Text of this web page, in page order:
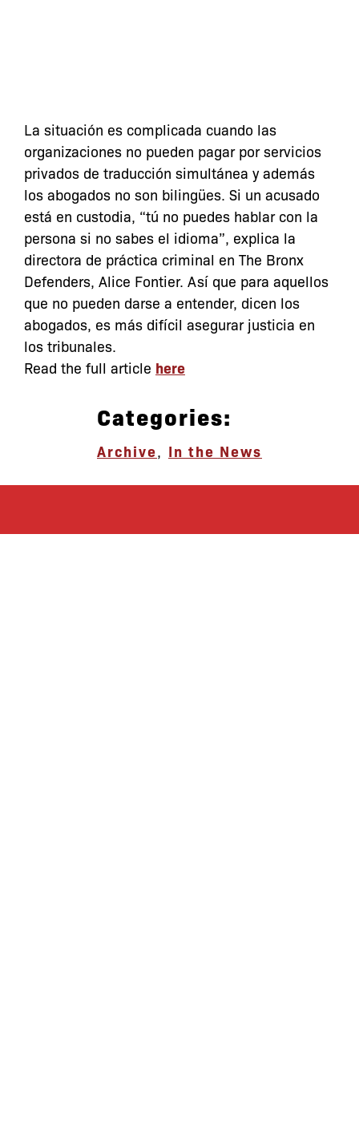
La situación es complicada cuando las
organizaciones no pueden pagar por servicios
privados de traducción simultánea y además
los abogados no son bilingües. Si un acusado
está en custodia, “tú no puedes hablar con la
persona si no sabes el idioma”, explica la
directora de práctica criminal en The Bronx
Defenders, Alice Fontier. Así que para aquellos
que no pueden darse a entender, dicen los
abogados, es más difícil asegurar justicia en
los tribunales.
Read the full article here
Categories:
Archive In the News
let’s defend